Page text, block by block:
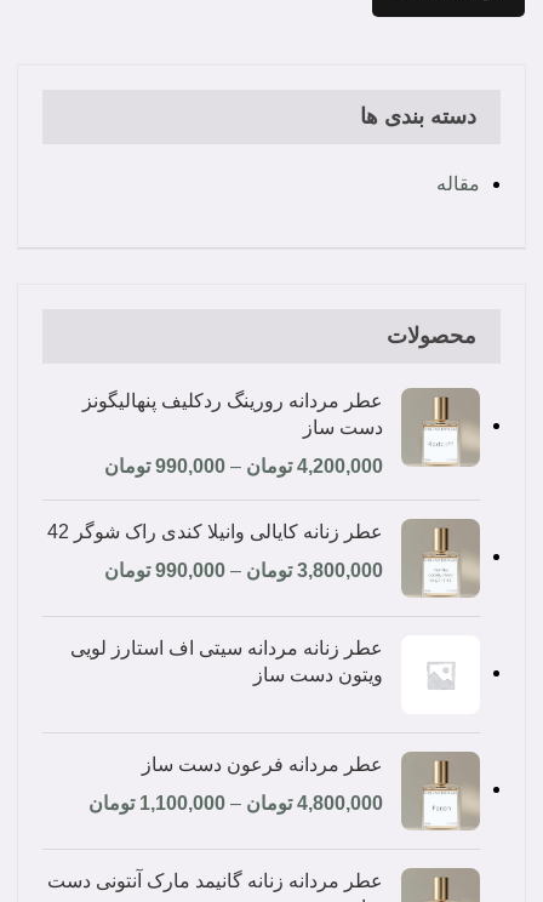
دسته بندی ها
مقاله
محصولات
عطر مردانه رورینگ ردکلیف پنهالیگونز
دست ساز
4,200,000 تومان –
990,000 تومان
عطر زنانه کایالی وانیلا کندی راک شوگر 42
3,800,000 تومان –
990,000 تومان
عطر زنانه مردانه سیتی اف استارز لویی
ویتون دست ساز
عطر مردانه فرعون دست ساز
4,800,000 تومان –
1,100,000 تومان
عطر مردانه زنانه گانیمد مارک آنتونی دست